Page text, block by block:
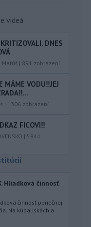
videá
DNES
Matúš | 891 zobrazení
MÁME VODU‼️JEJ
| 1306 zobrazení
FICOVI‼️
| 5844
Hliadková činnosť
činnosť poriečnej
Na kúpaliskách a